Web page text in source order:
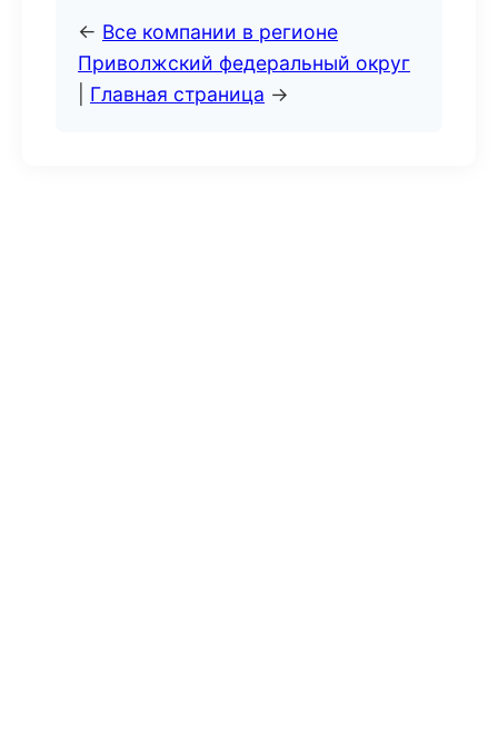
← Все компании в регионе
Приволжский федеральный округ
Главная страница →